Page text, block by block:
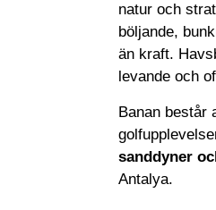
natur och
böljande,
än kraft.
levande och
Banan består
sanddyner
Antalya.